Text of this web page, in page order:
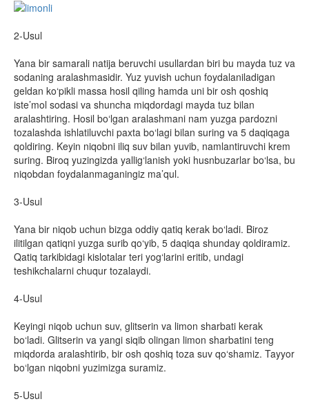
2-Usul
Yana bir samarali natija beruvchi usullardan biri bu mayda tuz va
sodaning aralashmasidir. Yuz yuvish uchun foydalaniladigan
geldan ko‘pikli massa hosil qiling hamda uni bir osh qoshiq
iste’mol sodasi va shuncha miqdordagi mayda tuz bilan
aralashtiring. Hosil bo‘lgan aralashmani nam yuzga pardozni
tozalashda ishlatiluvchi paxta bo‘lagi bilan suring va 5 daqiqaga
qoldiring. Keyin niqobni iliq suv bilan yuvib, namlantiruvchi krem
suring. Biroq yuzingizda yallig‘lanish yoki husnbuzarlar bo‘lsa, bu
niqobdan foydalanmaganingiz ma’qul.
3-Usul
Yana bir niqob uchun bizga oddiy qatiq kerak bo‘ladi. Biroz
ilitilgan qatiqni yuzga surib qo‘yib, 5 daqiqa shunday qoldiramiz.
Qatiq tarkibidagi kislotalar teri yog‘larini eritib, undagi
teshikchalarni chuqur tozalaydi.
4-Usul
Keyingi niqob uchun suv, glitserin va limon sharbati kerak
bo‘ladi. Glitserin va yangi siqib olingan limon sharbatini teng
miqdorda aralashtirib, bir osh qoshiq toza suv qo‘shamiz. Tayyor
bo‘lgan niqobni yuzimizga suramiz.
5-Usul